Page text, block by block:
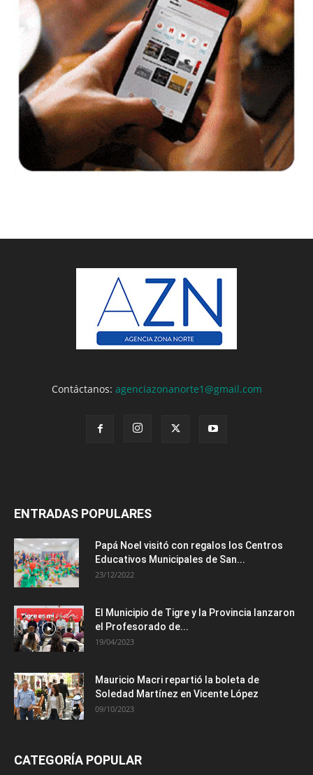
Contáctanos: agenciazonanorte1@gmail.com
ENTRADAS POPULARES
Papá Noel visitó con regalos los Centros
Educativos Municipales de San...
23/12/2022
El Municipio de Tigre y la Provincia lanzaron
el Profesorado de...
19/04/2023
Mauricio Macri repartió la boleta de
Soledad Martínez en Vicente López
09/10/2023
CATEGORÍA POPULAR